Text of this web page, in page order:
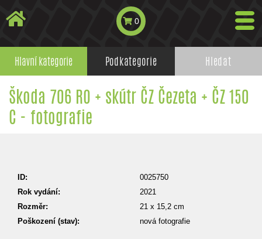
0
Hlavní kategorie Podkategorie Hledat
Škoda 706 RO + skútr ČZ Čezeta + ČZ 150
C - fotografie
ID:
0025750
Rok vydání:
2021
Rozměr:
21 x 15,2 cm
Poškození (stav):
nová fotografie